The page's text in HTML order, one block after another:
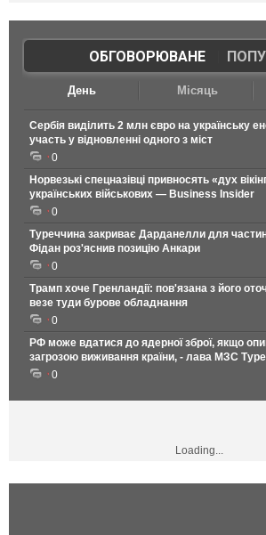
ОБГОВОРЮВАНЕ|
День Місяць
Сербія виділить 2 млн євро на українську
участь у відновленні одного з міст
0
Норвезькі спецназівці привносять «дух
українських військових — Business Insider
0
Туреччина закриває Дарданелли для
Фідан роз'яснив позицію Анкари
0
Трамп хоче Гренландії: пов'язана з його
везе туди бурове обладнання
0
РФ може вдатися до ядерної зброї, якщо
загрозою виживання країни, - лава МЗС
0
Loading...